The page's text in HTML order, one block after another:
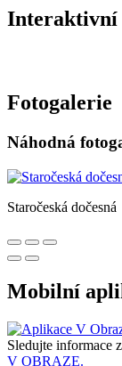
Interaktivní
Fotogalerie
Náhodná
Staročeská dočesná
Mobilní
Sledujte informace
V OBRAZE.